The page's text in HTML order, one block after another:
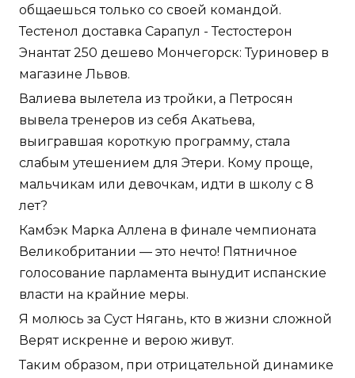
общаешься только со своей командой.
Тестенол доставка Сарапул - Тестостерон
Энантат 250 дешево Мончегорск: Туриновер в
магазине Львов.
Валиева вылетела из тройки, а Петросян
вывела тренеров из себя Акатьева,
выигравшая короткую программу, стала
слабым утешением для Этери. Кому проще,
мальчикам или девочкам, идти в школу с 8
лет?
Камбэк Марка Аллена в финале чемпионата
Великобритании — это нечто! Пятничное
голосование парламента вынудит испанские
власти на крайние меры.
Я молюсь за Суст Нягань, кто в жизни сложной
Верят искренне и верою живут.
Таким образом, при отрицательной динамике